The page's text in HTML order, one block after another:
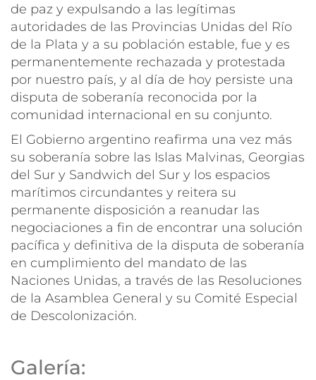
de paz y expulsando a las legítimas
autoridades de las Provincias Unidas del Río
de la Plata y a su población estable, fue y es
permanentemente rechazada y protestada
por nuestro país, y al día de hoy persiste una
disputa de soberanía reconocida por la
comunidad internacional en su conjunto.
El Gobierno argentino reafirma una vez más
su soberanía sobre las Islas Malvinas, Georgias
del Sur y Sandwich del Sur y los espacios
marítimos circundantes y reitera su
permanente disposición a reanudar las
negociaciones a fin de encontrar una solución
pacífica y definitiva de la disputa de soberanía
en cumplimiento del mandato de las
Naciones Unidas, a través de las Resoluciones
de la Asamblea General y su Comité Especial
de Descolonización.
Galería: